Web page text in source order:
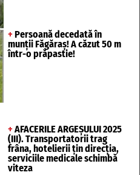
+ Persoană decedată în
munții Făgăraș! A căzut 50 m
într-o prăpastie!
+ AFACERILE ARGEȘULUI 2025
(III). Transportatorii trag
frâna, hotelierii țin direcția,
serviciile medicale schimbă
viteza